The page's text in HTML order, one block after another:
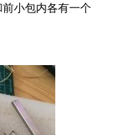
小包内各有一个